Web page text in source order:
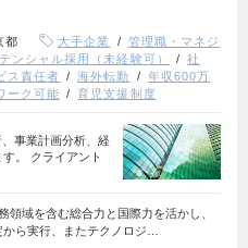
都 大手企業
管理職・マネジ
ンシャル採用（未経験可）
社
ス責任者 海外転勤
年収600万
ーク可能 育児支援制度
事業計画分析、経
。 クライアント
領域を含む総合力と国際力を活かし、
ら実行、またテクノロジ…